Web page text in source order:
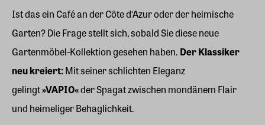
Ist das ein Café an der Côte d‘Azur oder der heimische
Garten? Die Frage stellt sich, sobald Sie diese neue
Gartenmöbel-Kollektion gesehen haben. Der Klassiker
neu kreiert:Mit seiner schlichten Eleganz
gelingt»VAPIO«der Spagat zwischen mondänem Flair
und heimeliger Behaglichkeit.